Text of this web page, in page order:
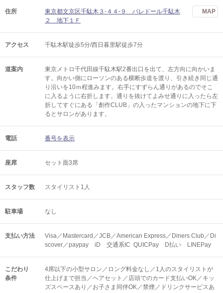
住所
東京都文京区千駄木３-４４-９ パレドール千駄木
２ 地下１Ｆ
MAP
アクセス 千駄木駅徒歩5分/西日暮里駅徒歩7分
道案内
東京メトロ千代田線千駄木駅2番出口を出て、左方向に向かいま
す。向かい側にローソンのある横断歩道を渡り、引き続き同じ通
り沿いを10ｍ程進みます。右手にすずらん通りがあるのでそこ
に入るように右折します。通りを抜けてよみせ通りに入ったら左
折してすぐにある「創作CLUB」の入ったマンションの地下に下
るとサロンがあります。
電話 番号を表示
座席 セット面3席
スタッフ数 スタイリスト1人
駐車場 なし
支払い方法
Visa／Mastercard／JCB／American Express／Diners Club／Di
scover／paypay iD 交通系IC QUICPay D払い LINEPay
こだわり
条件
4席以下の小型サロン／ロング料金なし／1人のスタイリストが
仕上げまで担当／ヘアセット／店頭でのカード支払いOK／キッ
ズスペースあり／お子さま同伴OK／禁煙／ドリンクサービスあ